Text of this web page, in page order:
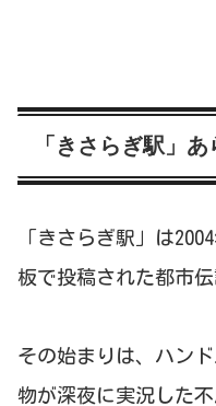
「きさらぎ駅」あ
「きさらぎ駅」は
板で投稿された都市伝
その始まりは、ハン
物が深夜に実況した不